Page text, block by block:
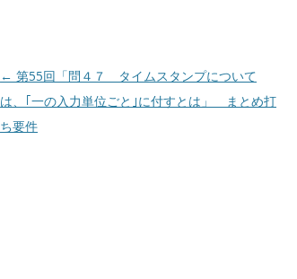
投稿ナビゲーション
← 第55回「問４７ タイムスタンプについて
は、｢一の入力単位ごと｣に付すとは」 まとめ打
ち要件